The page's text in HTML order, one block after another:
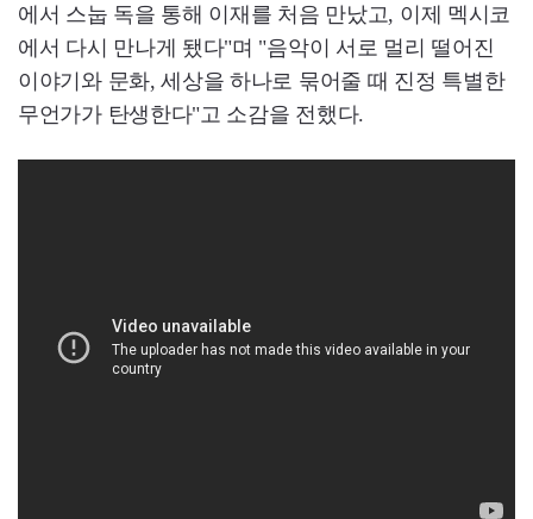
에서 스눕 독을 통해 이재를 처음 만났고, 이제 멕시코
에서 다시 만나게 됐다"며 "음악이 서로 멀리 떨어진
이야기와 문화, 세상을 하나로 묶어줄 때 진정 특별한
무언가가 탄생한다"고 소감을 전했다.